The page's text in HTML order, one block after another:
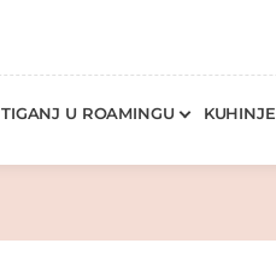
TIGANJ U ROAMINGU KUHINJE